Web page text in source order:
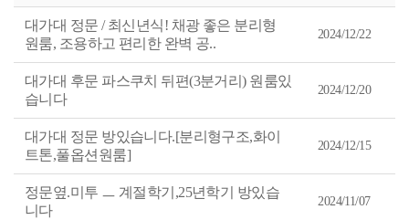
거
정
보
게
시
목
록
등
록
내
림
차
으
대가대 정문 / 최신년식! 채광 좋은 분리형
원룸, 조용하고 편리한 완벽 공..
2024/12/22
대가대 후문 파스쿠치 뒤편(3분거리) 원룸있
습니다
2024/12/20
대가대 정문 방있습니다.[분리형구조,화이
트톤,풀옵션원룸]
2024/12/15
정문옆.미투 ㅡ 계절학기,25년학기 방있습
니다
2024/11/07